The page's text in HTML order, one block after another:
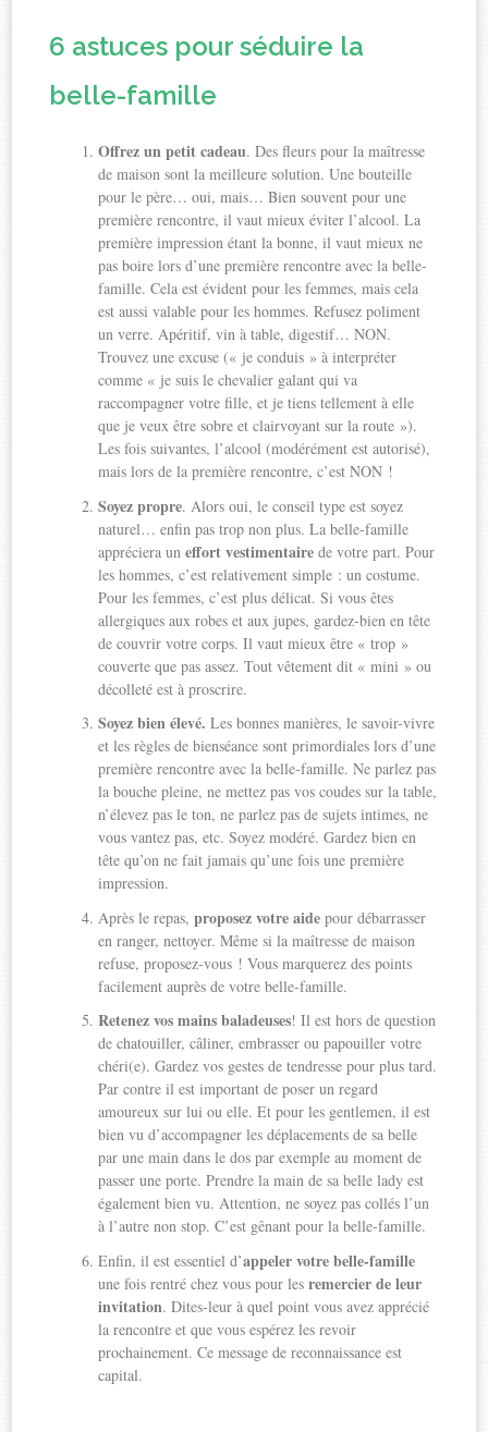
6 astuces pour séduire la
belle-famille
Offrez un petit cadeau. Des fleurs pour la maîtresse
de maison sont la meilleure solution. Une bouteille
pour le père… oui, mais… Bien souvent pour une
première rencontre, il vaut mieux éviter l’alcool. La
première impression étant la bonne, il vaut mieux ne
pas boire lors d’une première rencontre avec la belle-
famille. Cela est évident pour les femmes, mais cela
est aussi valable pour les hommes. Refusez poliment
un verre. Apéritif, vin à table, digestif… NON.
Trouvez une excuse (« je conduis » à interpréter
comme « je suis le chevalier galant qui va
raccompagner votre fille, et je tiens tellement à elle
que je veux être sobre et clairvoyant sur la route »).
Les fois suivantes, l’alcool (modérément est autorisé),
mais lors de la première rencontre, c’est NON !
Soyez propre. Alors oui, le conseil type est soyez
naturel… enfin pas trop non plus. La belle-famille
appréciera uneffort vestimentaire de votre part. Pour
les hommes, c’est relativement simple : un costume.
Pour les femmes, c’est plus délicat. Si vous êtes
allergiques aux robes et aux jupes, gardez-bien en tête
de couvrir votre corps. Il vaut mieux être « trop »
couverte que pas assez. Tout vêtement dit « mini » ou
décolleté est à proscrire.
Soyez bien élevé. Les bonnes manières, le savoir-vivre
et les règles de bienséance sont primordiales lors d’une
première rencontre avec la belle-famille. Ne parlez pas
la bouche pleine, ne mettez pas vos coudes sur la table,
n’élevez pas le ton, ne parlez pas de sujets intimes, ne
vous vantez pas, etc. Soyez modéré. Gardez bien en
tête qu’on ne fait jamais qu’une fois une première
impression.
Après le repas,proposez votre aide pour débarrasser
en ranger, nettoyer. Même si la maîtresse de maison
refuse, proposez-vous ! Vous marquerez des points
facilement auprès de votre belle-famille.
Retenez vos mains baladeuses! Il est hors de question
de chatouiller, câliner, embrasser ou papouiller votre
chéri(e). Gardez vos gestes de tendresse pour plus tard.
Par contre il est important de poser un regard
amoureux sur lui ou elle. Et pour les gentlemen, il est
bien vu d’accompagner les déplacements de sa belle
par une main dans le dos par exemple au moment de
passer une porte. Prendre la main de sa belle lady est
également bien vu. Attention, ne soyez pas collés l’un
à l’autre non stop. C’est gênant pour la belle-famille.
Enfin, il est essentiel d’appeler votre belle-famille
une fois rentré chez vous pour lesremercier de leur
invitation. Dites-leur à quel point vous avez apprécié
la rencontre et que vous espérez les revoir
prochainement. Ce message de reconnaissance est
capital.